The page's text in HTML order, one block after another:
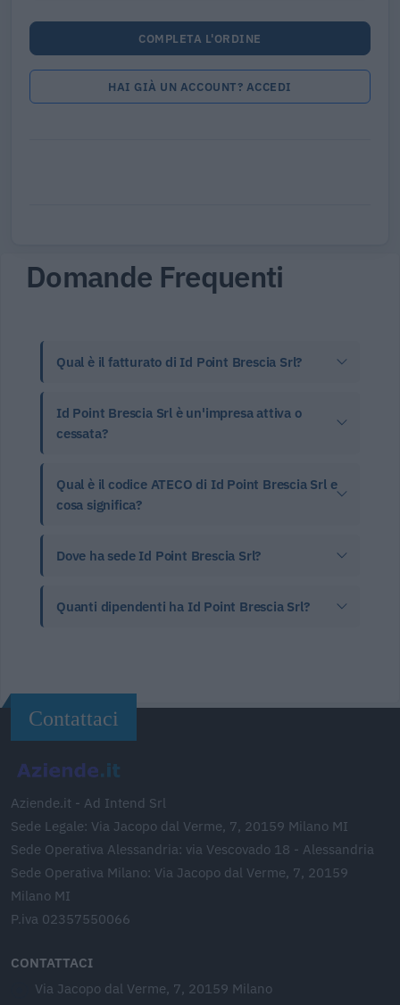
COMPLETA L'ORDINE
HAI GIÀ UN ACCOUNT? ACCEDI
Domande Frequenti
Qual è il fatturato di Id Point Brescia Srl?
Id Point Brescia Srl è un'impresa attiva o
cessata?
Qual è il codice ATECO di Id Point Brescia Srl e
cosa significa?
Dove ha sede Id Point Brescia Srl?
Quanti dipendenti ha Id Point Brescia Srl?
Contattaci
Aziende.it - Ad Intend Srl
Sede Legale: Via Jacopo dal Verme, 7, 20159 Milano MI
Sede Operativa Alessandria: via Vescovado 18 - Alessandria
Sede Operativa Milano: Via Jacopo dal Verme, 7, 20159
Milano MI
P.iva 02357550066
CONTATTACI
Via Jacopo dal Verme, 7, 20159 Milano